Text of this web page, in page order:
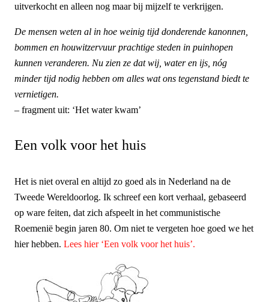
uitverkocht en alleen nog maar bij mijzelf te verkrijgen.
De mensen weten al in hoe weinig tijd donderende kanonnen,
bommen en houwitzervuur prachtige steden in puinhopen
kunnen veranderen. Nu zien ze dat wij, water en ijs, nóg
minder tijd nodig hebben om alles wat ons tegenstand biedt te
vernietigen.
– fragment uit: ‘Het water kwam’
Een volk voor het huis
Het is niet overal en altijd zo goed als in Nederland na de
Tweede Wereldoorlog. Ik schreef een kort verhaal, gebaseerd
op ware feiten, dat zich afspeelt in het communistische
Roemenië begin jaren 80. Om niet te vergeten hoe goed we het
hier hebben. Lees hier ‘Een volk voor het huis’.